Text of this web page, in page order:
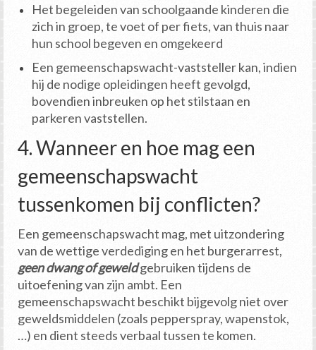
Het begeleiden van schoolgaande kinderen die
zich in groep, te voet of per fiets, van thuis naar
hun school begeven en omgekeerd
Een gemeenschapswacht-vaststeller kan, indien
hij de nodige opleidingen heeft gevolgd,
bovendien inbreuken op het stilstaan en
parkeren vaststellen.
4. Wanneer en hoe mag een
gemeenschapswacht
tussenkomen bij conflicten?
Een gemeenschapswacht mag, met uitzondering
van de wettige verdediging en het burgerarrest,
geen dwang of geweldgebruiken tijdens de
uitoefening van zijn ambt. Een
gemeenschapswacht beschikt bijgevolg niet over
geweldsmiddelen (zoals pepperspray, wapenstok,
…) en dient steeds verbaal tussen te komen.